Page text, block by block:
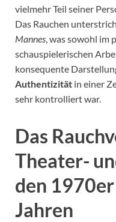
vielmehr Teil seiner
Das Rauchen
Mannes , was sowohl im
schauspielerischen
konsequente
Authentizität in einer
sehr kontrolliert war.
Das
Theater-
den
Jahren